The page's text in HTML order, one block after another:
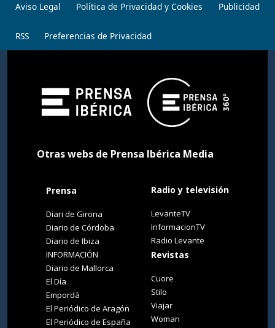
Aviso Legal Política de Privacidad y Cookies Publicidad
RSS Preferencias de Privacidad
Otras webs de Prensa Ibérica Media
Prensa
Diari de Girona
Diario de Córdoba
Diario de Ibiza
INFORMACIÓN
Diario de Mallorca
El Día
Empordà
El Periódico de Aragón
El Periódico de España
Radio y televisión
LevanteTV
InformacionTV
Radio Levante
Revistas
Cuore
Stilo
Viajar
Woman